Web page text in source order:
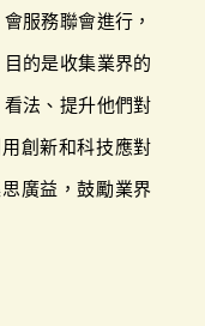
會服務聯會進行，
目的是收集業界的
看法、提升他們對
創新和科技應對
廣益，鼓勵業界